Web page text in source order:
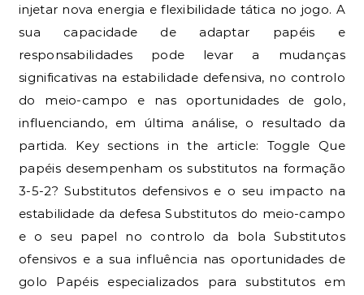
injetar nova energia e flexibilidade tática no jogo. A
sua capacidade de adaptar papéis e
responsabilidades pode levar a mudanças
significativas na estabilidade defensiva, no controlo
do meio-campo e nas oportunidades de golo,
influenciando, em última análise, o resultado da
partida. Key sections in the article: Toggle Que
papéis desempenham os substitutos na formação
3-5-2? Substitutos defensivos e o seu impacto na
estabilidade da defesa Substitutos do meio-campo
e o seu papel no controlo da bola Substitutos
ofensivos e a sua influência nas oportunidades de
golo Papéis especializados para substitutos em